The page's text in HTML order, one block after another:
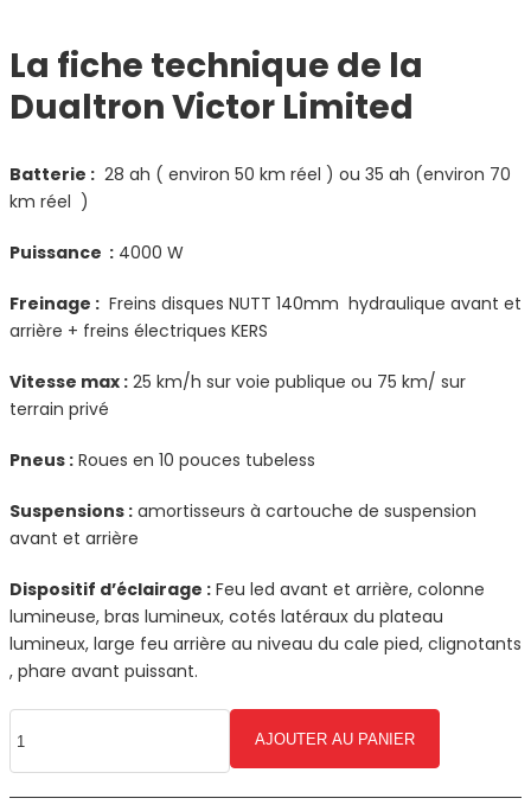
La fiche technique de la
Dualtron Victor Limited
Batterie : 28 ah ( environ 50 km réel ) ou 35 ah (environ 70
km réel )
Puissance : 4000 W
Freinage : Freins disques NUTT 140mm hydraulique avant et
arrière + freins électriques KERS
Vitesse max : 25 km/h sur voie publique ou 75 km/ sur
terrain privé
Pneus : Roues en 10 pouces tubeless
Suspensions : amortisseurs à cartouche de suspension
avant et arrière
Dispositif d’éclairage : Feu led avant et arrière, colonne
lumineuse, bras lumineux, cotés latéraux du plateau
lumineux, large feu arrière au niveau du cale pied, clignotants
, phare avant puissant.
AJOUTER AU PANIER